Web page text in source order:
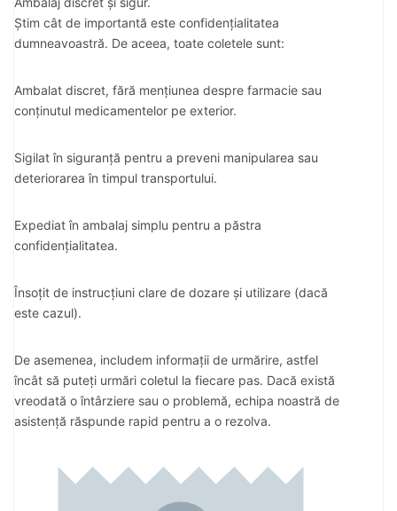
Știm cât de importantă este confidențialitatea
dumneavoastră. De aceea, toate coletele sunt:
Ambalat discret, fără mențiunea despre farmacie sau
conținutul medicamentelor pe exterior.
Sigilat în siguranță pentru a preveni manipularea sau
deteriorarea în timpul transportului.
Expediat în ambalaj simplu pentru a păstra
confidențialitatea.
Însoțit de instrucțiuni clare de dozare și utilizare (dacă
este cazul).
De asemenea, includem informații de urmărire, astfel
încât să puteți urmări coletul la fiecare pas. Dacă există
vreodată o întârziere sau o problemă, echipa noastră de
asistență răspunde rapid pentru a o rezolva.